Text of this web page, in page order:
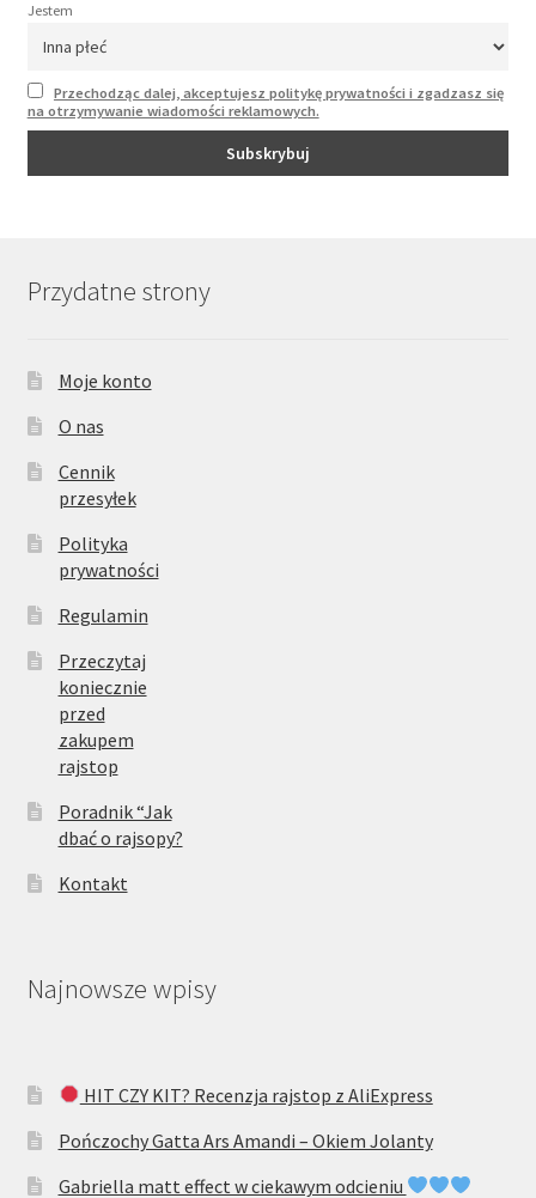
Jestem
Przechodząc dalej, akceptujesz politykę prywatności i zgadzasz się
na otrzymywanie wiadomości reklamowych.
Przydatne strony
Moje konto
O nas
Cennik
przesyłek
Polityka
prywatności
Regulamin
Przeczytaj
koniecznie
przed
zakupem
rajstop
Poradnik “Jak
dbać o rajsopy?
Kontakt
Najnowsze wpisy
HIT CZY KIT? Recenzja rajstop z AliExpress
Pończochy Gatta Ars Amandi – Okiem Jolanty
Gabriella matt effect w ciekawym odcieniu